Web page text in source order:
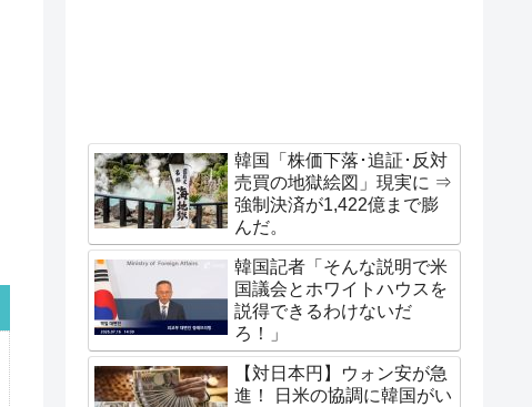
韓国「株価下落･追証･反対
売買の地獄絵図」現実に ⇒
強制決済が1,422億まで膨
んだ。
韓国記者「そんな説明で米
国議会とホワイトハウスを
説得できるわけないだ
ろ！」
【対日本円】ウォン安が急
進！ 日米の協調に韓国がい